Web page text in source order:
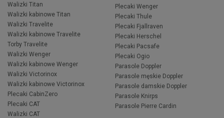
Walizki Titan
Walizki kabinowe Titan
Walizki Travelite
Walizki kabinowe Travelite
Torby Travelite
Walizki Wenger
Walizki kabinowe Wenger
Walizki Victorinox
Walizki kabinowe Victorinox
Plecaki CabinZero
Plecaki CAT
Walizki CAT
Plecaki Wenger
Plecaki Thule
Plecaki Fjallraven
Plecaki Herschel
Plecaki Pacsafe
Plecaki Ogio
Parasole Doppler
Parasole męskie Doppler
Parasole damskie Doppler
Parasole Knirps
Parasole Pierre Cardin